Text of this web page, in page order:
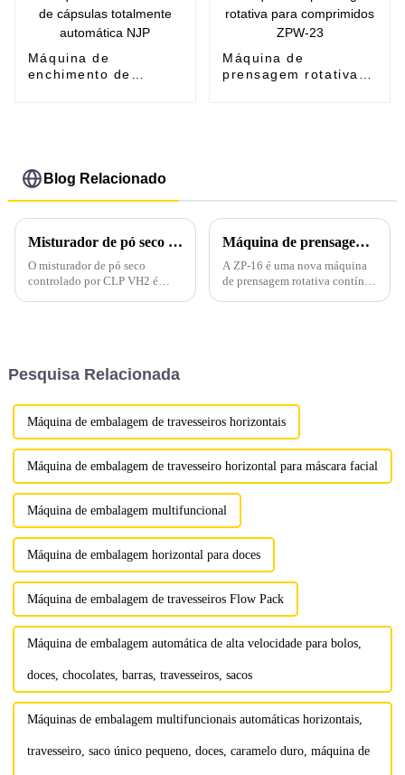
Máquina de
enchimento de
Máquina de
prensagem rotativa
Blog Relacionado
Misturador de pó seco com controle PLC VH2
O misturador de pó seco
controlado por CLP VH2 é
farmacêuticos, químicos,
metalurgia e...
Máquina de prensagem rotativa para comprimidos ZP-16, nova chegada, para fabricação de comprimidos de grande porte
A ZP-16 é uma nova máquina
de prensagem rotativa contínua
primas granulares...
Pesquisa Relacionada
Máquina de embalagem de travesseiros horizontais
Máquina de embalagem de travesseiro horizontal para máscara facial
Máquina de embalagem multifuncional
Máquina de embalagem horizontal para doces
Máquina de embalagem de travesseiros Flow Pack
Máquina de embalagem automática de alta velocidade para bolos,
doces, chocolates, barras, travesseiros, sacos
Máquinas de embalagem multifuncionais automáticas horizontais,
travesseiro, saco único pequeno, doces, caramelo duro, máquina de